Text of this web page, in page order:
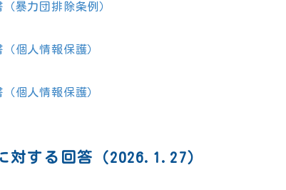
暴力団排除条例）
個人情報保護）
個人情報保護）
対する回答（2026.1.27）